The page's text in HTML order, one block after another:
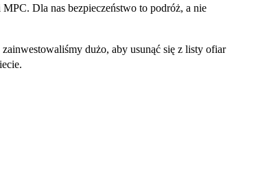
Dla nas bezpieczeństwo to podróż, a nie
dużo, aby usunąć się z listy ofiar